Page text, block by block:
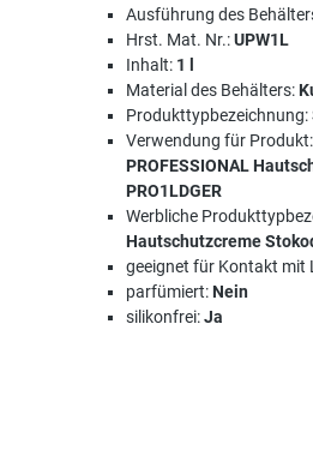
Ausführung des
Hrst. Mat. Nr.:UPW1L
Inhalt: 1 l
Material des Behälters:
Produkttypbezeichnung:
Verwendung für
PROFESSIONAL
PRO1LDGER
Werbliche
Hautschutzcreme
geeignet für Kontakt mit
parfümiert:Nein
silikonfrei:Ja